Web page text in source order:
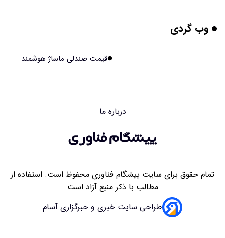
برنج فضایی چین به مرحله برداشت رسید
ایرانی‌ها چقدر از هوش مصنوعی استفاده می‌کنند؟
وب گردی
قیمت صندلی ماساژ هوشمند
درباره ما
تمام حقوق برای سایت پیشگام فناوری محفوظ است. استفاده از
مطالب با ذکر منبع آزاد است
طراحی سایت خبری و خبرگزاری آسام